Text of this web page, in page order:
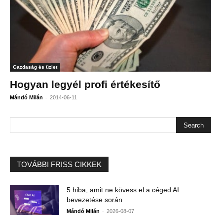
Gazdaság és üzlet
Hogyan legyél profi értékesítő
Mándó Milán - 2014-06-11
TOVÁBBI FRISS CIKKEK
5 hiba, amit ne kövess el a céged AI
bevezetése során
Mándó Milán - 2026-08-07